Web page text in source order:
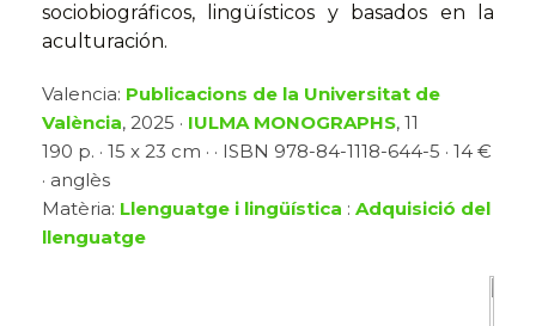
sociobiográficos, lingüísticos y basados en la
aculturación.
Valencia: Publicacions de la Universitat de
València, 2025 · IULMA MONOGRAPHS, 11
190 p. · 15 x 23 cm · · ISBN 978-84-1118-644-5 · 14 €
· anglès
Matèria: Llenguatge i lingüística : Adquisició del
llenguatge